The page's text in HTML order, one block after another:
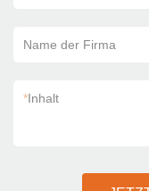
Name der Firma
*Inhalt